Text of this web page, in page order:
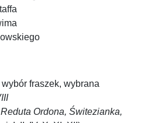
fraszek, wybrana
Reduta Ordona, Świtezianka,